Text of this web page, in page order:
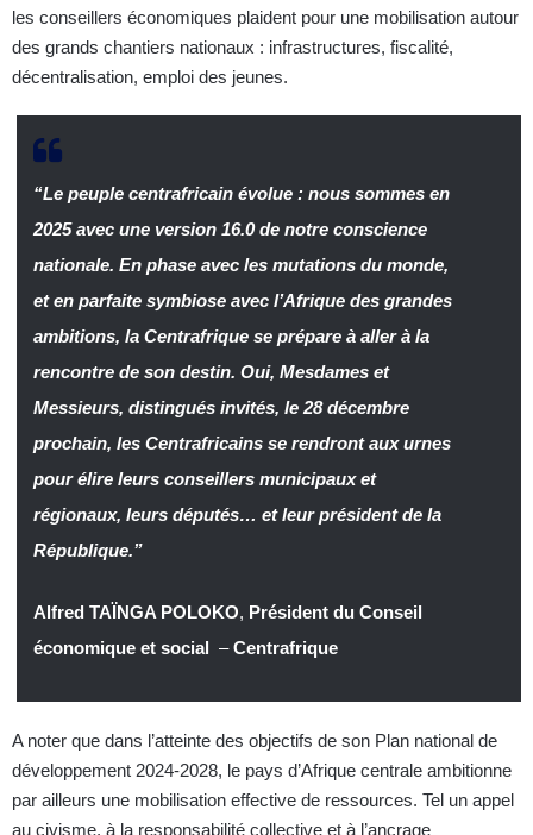
les conseillers économiques plaident pour une mobilisation autour
des grands chantiers nationaux : infrastructures, fiscalité,
décentralisation, emploi des jeunes.
“Le peuple centrafricain évolue : nous sommes en
2025 avec une version 16.0 de notre conscience
nationale. En phase avec les mutations du monde,
et en parfaite symbiose avec l’Afrique des grandes
ambitions, la Centrafrique se prépare à aller à la
rencontre de son destin. Oui, Mesdames et
Messieurs, distingués invités, le 28 décembre
prochain, les Centrafricains se rendront aux urnes
pour élire leurs conseillers municipaux et
régionaux, leurs députés… et leur président de la
République.”
Alfred TAÏNGA POLOKO, Président du Conseil
économique et social –Centrafrique
A noter que dans l’atteinte des objectifs de son Plan national de
développement 2024-2028, le pays d’Afrique centrale ambitionne
par ailleurs une mobilisation effective de ressources. Tel un appel
au civisme, à la responsabilité collective et à l’ancrage